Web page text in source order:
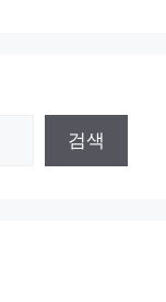
검색